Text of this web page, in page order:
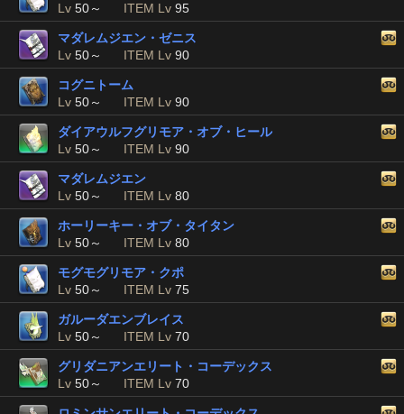
Lv 50～ ITEM Lv 95
マダレムジエン・ゼニス
Lv 50～ ITEM Lv 90
コグニトーム
Lv 50～ ITEM Lv 90
ダイアウルフグリモア・オブ・ヒール
Lv 50～ ITEM Lv 90
マダレムジエン
Lv 50～ ITEM Lv 80
ホーリーキー・オブ・タイタン
Lv 50～ ITEM Lv 80
モグモグリモア・クポ
Lv 50～ ITEM Lv 75
ガルーダエンブレイス
Lv 50～ ITEM Lv 70
グリダニアンエリート・コーデックス
Lv 50～ ITEM Lv 70